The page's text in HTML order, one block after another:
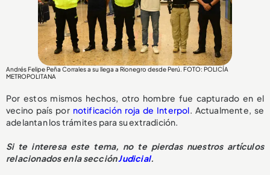
Andrés Felipe Peña Corrales a su llega a Rionegro desde Perú. FOTO: POLICÍA
METROPOLITANA
Por estos mismos hechos, otro hombre fue capturado en el
vecino país por notificación roja de Interpol. Actualmente, se
adelantan los trámites para su extradición.
Si te interesa este tema, no te pierdas nuestros artículos
relacionados en la secciónJudicial.